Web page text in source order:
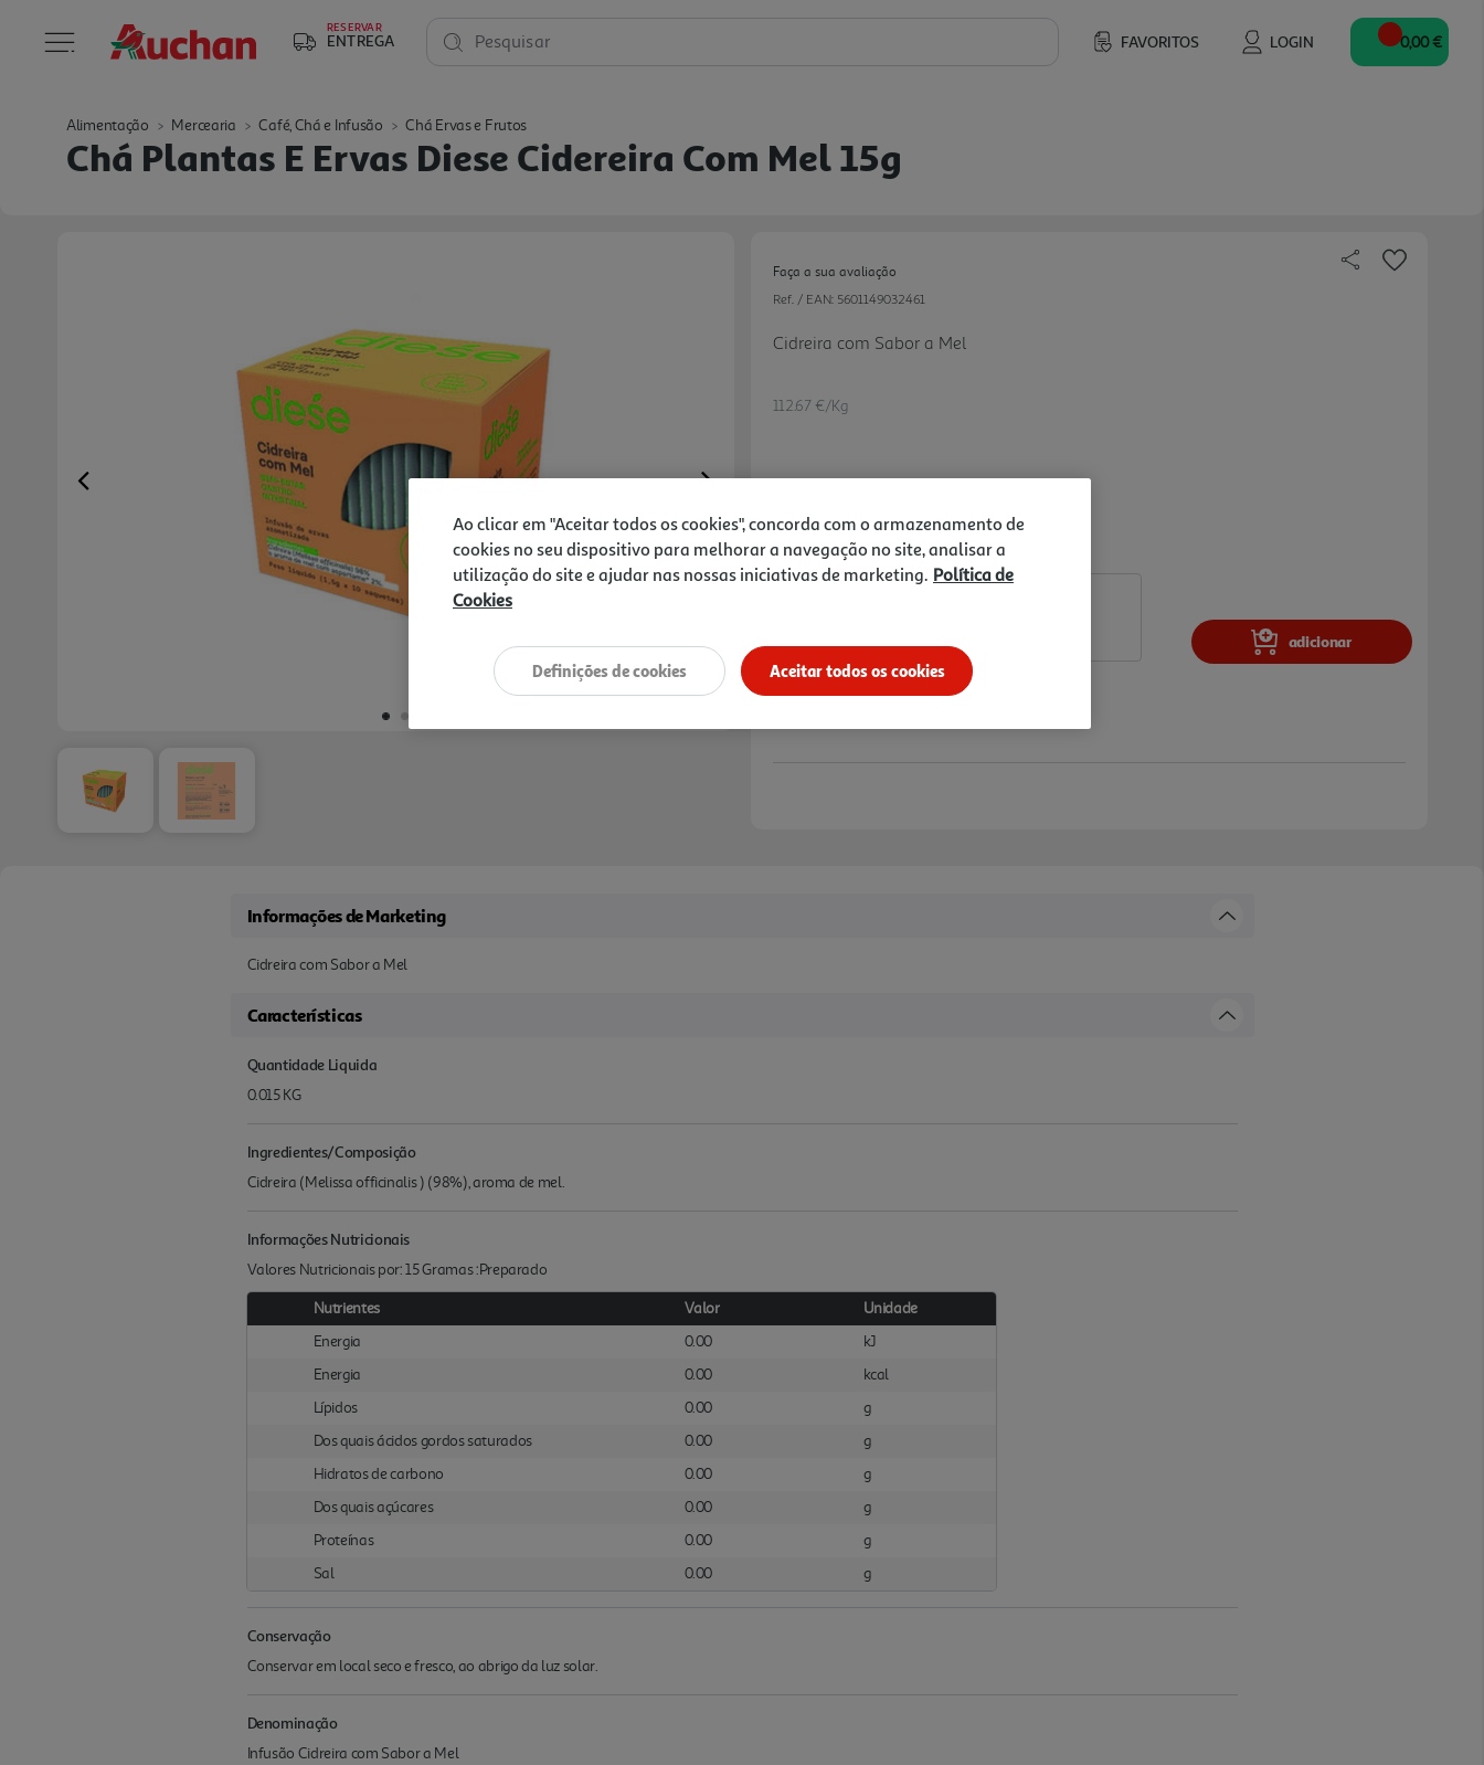
RESERVAR
ENTREGA FAVORITOS LOGIN
Pesquisar 0,00 €
Alimentação Mercearia Café, Chá e Infusão Chá Ervas e Frutos
Chá Plantas E Ervas Diese Cidereira Com Mel 15g
Previous
Faça a sua avaliação
Ref. / EAN: 5601149032461
Cidreira com Sabor a Mel
112.67 €/Kg
Notas de preparação
adicionar
Informações de Marketing
Cidreira com Sabor a Mel
Características
Quantidade Liquida
0.015 KG
Ingredientes/Composição
Cidreira (Melissa officinalis ) (98%), aroma de mel.
Informações Nutricionais
Valores Nutricionais por: 15 Gramas :Preparado
Nutrientes Valor
Unidade
Energia
0.00
kJ
Energia
0.00
kcal
Lípidos
0.00
g
Dos quais ácidos gordos saturados
0.00
g
Hidratos de carbono
0.00
g
Dos quais açúcares
0.00
g
Proteínas
0.00
g
Sal
0.00 g
Conservação
Conservar em local seco e fresco, ao abrigo da luz solar.
Denominação
Infusão Cidreira com Sabor a Mel
Ao clicar em "Aceitar todos os cookies", concorda com o armazenamento de
cookies no seu dispositivo para melhorar a navegação no site, analisar a
utilização do site e ajudar nas nossas iniciativas de marketing. Política de
Cookies
Aceitar todos os cookies
Definições de cookies